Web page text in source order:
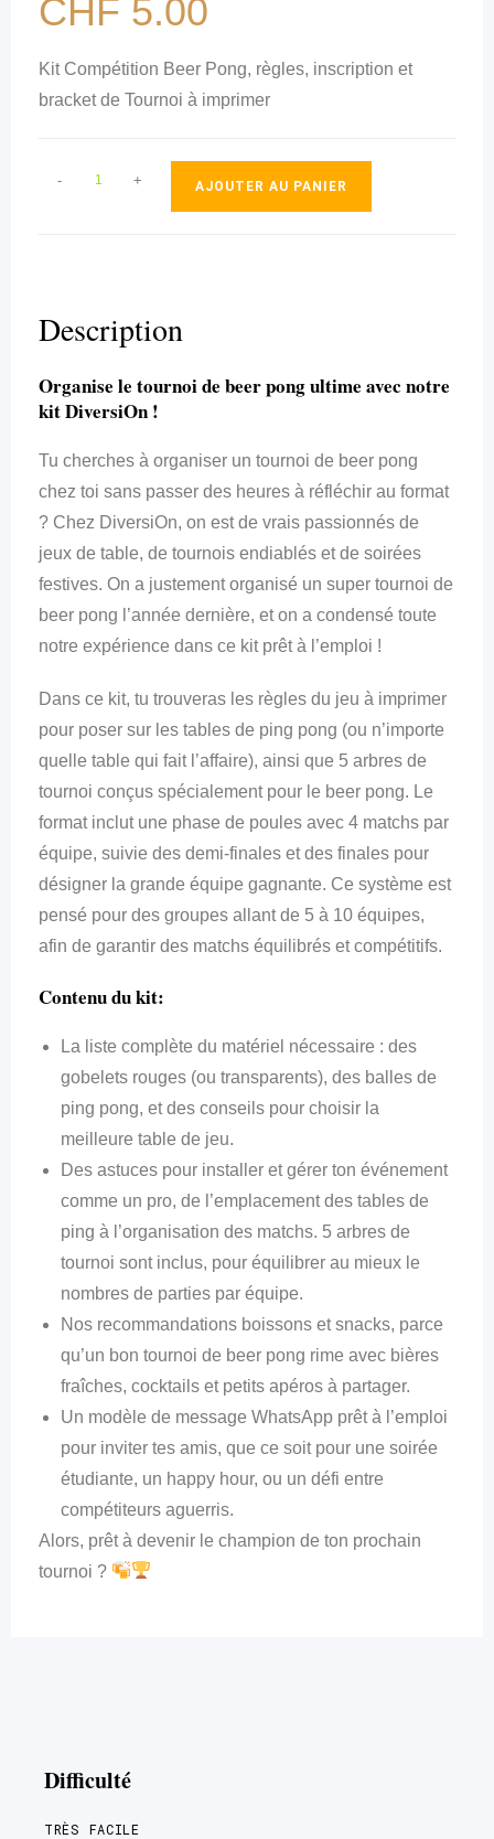
CHF 5.00
Kit Compétition Beer Pong, règles, inscription et
bracket de Tournoi à imprimer
- + AJOUTER AU PANIER
Description
Organise le tournoi de beer pong ultime avec notre
kit DiversiOn !
Tu cherches à organiser un tournoi de beer pong
chez toi sans passer des heures à réfléchir au format
? Chez DiversiOn, on est de vrais passionnés de
jeux de table, de tournois endiablés et de soirées
festives. On a justement organisé un super tournoi de
beer pong l’année dernière, et on a condensé toute
notre expérience dans ce kit prêt à l’emploi !
Dans ce kit, tu trouveras les règles du jeu à imprimer
pour poser sur les tables de ping pong (ou n’importe
quelle table qui fait l’affaire), ainsi que 5 arbres de
tournoi conçus spécialement pour le beer pong. Le
format inclut une phase de poules avec 4 matchs par
équipe, suivie des demi-finales et des finales pour
désigner la grande équipe gagnante. Ce système est
pensé pour des groupes allant de 5 à 10 équipes,
afin de garantir des matchs équilibrés et compétitifs.
Contenu du kit:
La liste complète du matériel nécessaire : des
gobelets rouges (ou transparents), des balles de
ping pong, et des conseils pour choisir la
meilleure table de jeu.
Des astuces pour installer et gérer ton événement
comme un pro, de l’emplacement des tables de
ping à l’organisation des matchs. 5 arbres de
tournoi sont inclus, pour équilibrer au mieux le
nombres de parties par équipe.
Nos recommandations boissons et snacks, parce
qu’un bon tournoi de beer pong rime avec bières
fraîches, cocktails et petits apéros à partager.
Un modèle de message WhatsApp prêt à l’emploi
pour inviter tes amis, que ce soit pour une soirée
étudiante, un happy hour, ou un défi entre
compétiteurs aguerris.
Alors, prêt à devenir le champion de ton prochain
tournoi ?
Difficulté
TRÈS FACILE